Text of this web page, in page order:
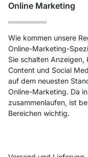
Online Marketing
Wie kommen unsere
Online-Marketing-
Sie schalten Anzeigen,
Content und Social
auf dem neuesten
Online-Marketing. Da
zusammenlaufen, ist
Bereichen wichtig.